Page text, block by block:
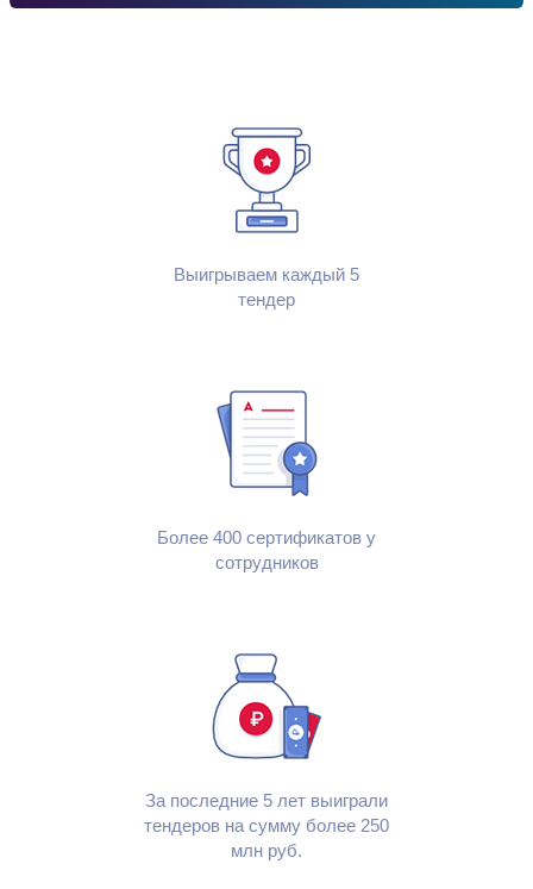
Выигрываем каждый 5
тендер
Более 400 сертификатов у
сотрудников
За последние 5 лет выиграли
тендеров на сумму более 250
млн руб.